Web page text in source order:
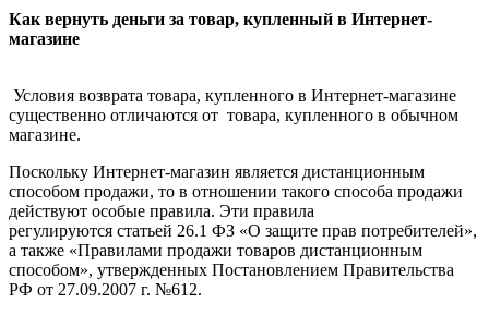
Как вернуть деньги за товар, купленный в Интернет-
магазине
Условия возврата товара, купленного в Интернет-магазине
существенно отличаются от товара, купленного в обычном
магазине.
Поскольку Интернет-магазин является дистанционным
способом продажи, то в отношении такого способа продажи
действуют особые правила. Эти правила
регулируются статьей 26.1 ФЗ «О защите прав потребителей»,
а также «Правилами продажи товаров дистанционным
способом», утвержденных Постановлением Правительства
РФ от 27.09.2007 г. №612.